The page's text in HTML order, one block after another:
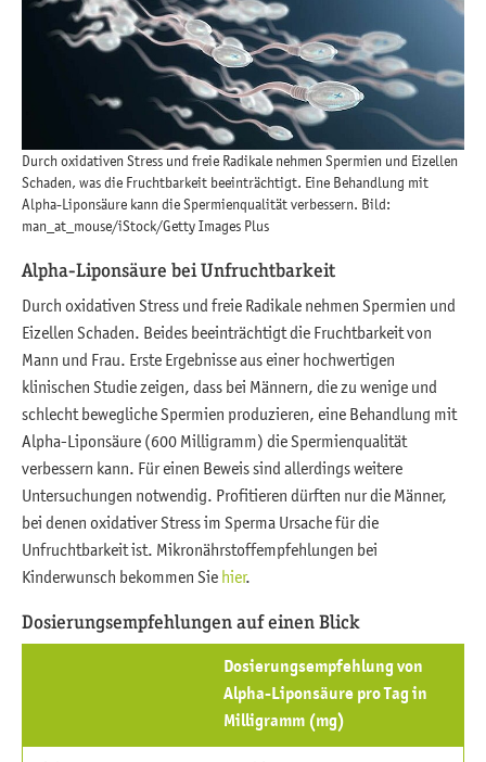
Durch oxidativen Stress und freie Radikale nehmen Spermien und Eizellen
Schaden, was die Fruchtbarkeit beeinträchtigt. Eine Behandlung mit
Alpha-Liponsäure kann die Spermienqualität verbessern. Bild:
man_at_mouse/iStock/Getty Images Plus
Alpha-Liponsäure bei Unfruchtbarkeit
Durch oxidativen Stress und freie Radikale nehmen Spermien und
Eizellen Schaden. Beides beeinträchtigt die Fruchtbarkeit von
Mann und Frau. Erste Ergebnisse aus einer hochwertigen
klinischen Studie zeigen, dass bei Männern, die zu wenige und
schlecht bewegliche Spermien produzieren, eine Behandlung mit
Alpha-Liponsäure (600 Milligramm) die Spermienqualität
verbessern kann. Für einen Beweis sind allerdings weitere
Untersuchungen notwendig. Profitieren dürften nur die Männer,
bei denen oxidativer Stress im Sperma Ursache für die
Unfruchtbarkeit ist. Mikronährstoffempfehlungen bei
Kinderwunsch bekommen Sie hier.
Dosierungsempfehlungen auf einen Blick
Dosierungsempfehlung von
Alpha-Liponsäure pro Tag in
Milligramm (mg)